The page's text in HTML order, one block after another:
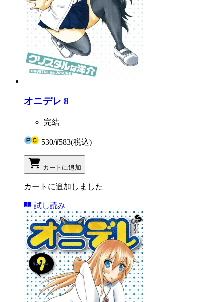
オニデレ 8
完結
530/¥583(税込)
カートに追加
カートに追加しました
試し読み